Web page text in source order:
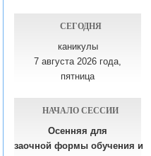
СЕГОДНЯ
каникулы
7 августа 2026 года,
пятница
НАЧАЛО СЕССИИ
Осенняя для
заочной формы обучения и